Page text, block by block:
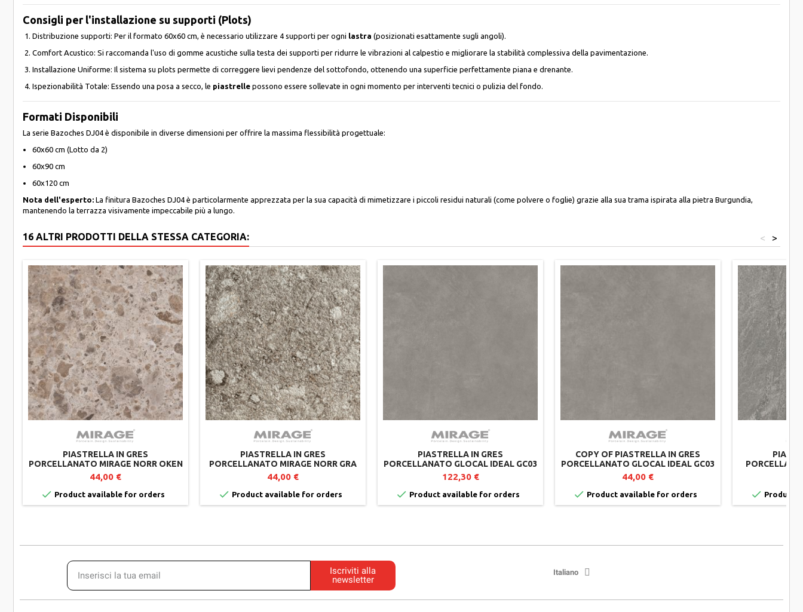
Consigli per l'installazione su supporti (Plots)
Distribuzione supporti: Per il formato 60x60 cm, è necessario utilizzare 4 supporti per ogni lastra (posizionati esattamente sugli angoli).
Comfort Acustico: Si raccomanda l'uso di gomme acustiche sulla testa dei supporti per ridurre le vibrazioni al calpestio e migliorare la stabilità complessiva della pavimentazione.
Installazione Uniforme: Il sistema su plots permette di correggere lievi pendenze del sottofondo, ottenendo una superficie perfettamente piana e drenante.
Ispezionabilità Totale: Essendo una posa a secco, le piastrelle possono essere sollevate in ogni momento per interventi tecnici o pulizia del fondo.
Formati Disponibili
La serie Bazoches DJ04 è disponibile in diverse dimensioni per offrire la massima flessibilità progettuale:
60x60 cm (Lotto da 2)
60x90 cm
60x120 cm
Nota dell'esperto: La finitura Bazoches DJ04 è particolarmente apprezzata per la sua capacità di mimetizzare i piccoli residui naturali (come polvere o foglie) grazie alla sua trama ispirata alla pietra Burgundia,
mantenendo la terrazza visivamente impeccabile più a lungo.
16 ALTRI PRODOTTI DELLA STESSA CATEGORIA: >
<
PIASTRELLA IN GRES
PORCELLANATO MIRAGE NORR OKEN
RR08 - 60X60X2 CM - LOTTO DA 2
PEZZI
44,00 €
 Product available for orders
PIASTRELLA IN GRES
PORCELLANATO MIRAGE NORR GRA
RR02 - 60X60X2 CM - LOTTO DA 2
PEZZI
44,00 €
 Product available for orders
PIASTRELLA IN GRES
PORCELLANATO GLOCAL IDEAL GC03
- MIRAGE - SPESSORE 20 MM
122,30 €
 Product available for orders
COPY OF PIASTRELLA IN GRES
PORCELLANATO GLOCAL IDEAL GC03
- MIRAGE - SPESSORE 20 MM
44,00 €
 Product available for orders  Product
Iscriviti alla
newsletter
Italiano